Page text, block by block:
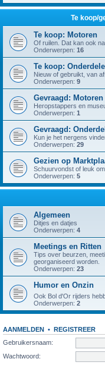
Te koop/
Te koop: Motoren
Of ruilen. Dat kan ook
Onderwerpen: 16
Te koop:
Nieuw of gebruikt, van
Onderwerpen: 9
Gevraagd: Motoren
Heropstappers en
Onderwerpen: 1
Gevraagd:
Kun je het nergens
Onderwerpen: 29
Gezien op
Schuurvondst of leuk
Onderwerpen: 5
Algemeen
Ditjes en datjes
Onderwerpen: 4
Meetings en Ritten
Tips over beurzen,
georganiseerd worden.
Onderwerpen: 23
Humor en Onzin
Ook Bol d'Or rijders
Onderwerpen: 2
AANMELDEN • REGISTREER
Gebruikersnaam:
Wachtwoord: